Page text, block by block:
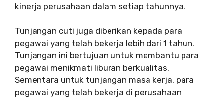
kinerja perusahaan dalam setiap tahunnya.
Tunjangan cuti juga diberikan kepada para
pegawai yang telah bekerja lebih dari 1 tahun.
Tunjangan ini bertujuan untuk membantu para
pegawai menikmati liburan berkualitas.
Sementara untuk tunjangan masa kerja, para
pegawai yang telah bekerja di perusahaan